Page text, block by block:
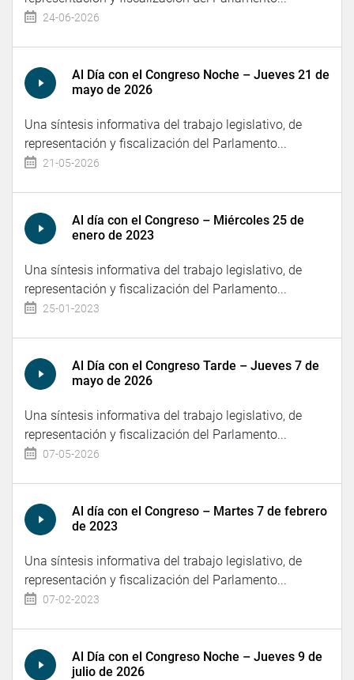
24-06-2026
Al Día con el Congreso Noche – Jueves 21 de
mayo de 2026
Una síntesis informativa del trabajo legislativo, de
representación y fiscalización del Parlamento...
21-05-2026
Al día con el Congreso – Miércoles 25 de
enero de 2023
Una síntesis informativa del trabajo legislativo, de
representación y fiscalización del Parlamento...
25-01-2023
Al Día con el Congreso Tarde – Jueves 7 de
mayo de 2026
Una síntesis informativa del trabajo legislativo, de
representación y fiscalización del Parlamento...
07-05-2026
Al día con el Congreso – Martes 7 de febrero
de 2023
Una síntesis informativa del trabajo legislativo, de
representación y fiscalización del Parlamento...
07-02-2023
Al Día con el Congreso Noche – Jueves 9 de
julio de 2026